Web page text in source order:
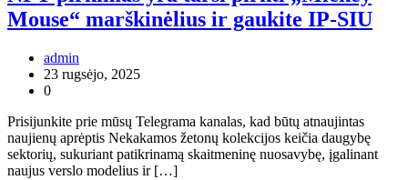
Mouse“ marškinėlius ir gaukite IP-SIU
admin
23 rugsėjo, 2025
0
Prisijunkite prie mūsų Telegrama kanalas, kad būtų atnaujintas
naujienų aprėptis Nekakamos žetonų kolekcijos keičia daugybę
sektorių, sukuriant patikrinamą skaitmeninę nuosavybę, įgalinant
naujus verslo modelius ir […]